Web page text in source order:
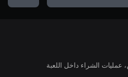
عمليات الشراء داخل اللعبة